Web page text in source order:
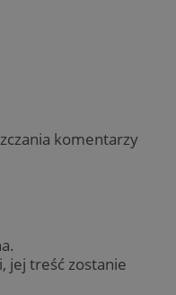
komentarzy
jej treść zostanie